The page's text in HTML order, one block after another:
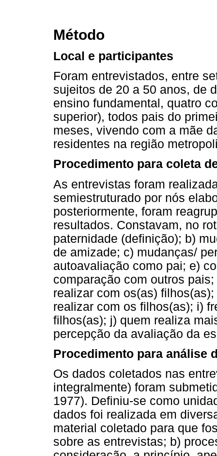
Método
Local e participantes
Foram entrevistados, entre
sujeitos de 20 a 50 anos, de
ensino fundamental, quatro
superior), todos pais do
meses, vivendo com a mãe
residentes na região
Procedimento para coleta
As entrevistas foram
semiestruturado por nós
posteriormente, foram
resultados. Constavam, no
paternidade (definição); b)
de amizade; c) mudanças/
autoavaliação como pai; e)
comparação com outros
realizar com os(as)
realizar com os filhos(as); i)
filhos(as); j) quem realiza
percepção da avaliação da
Procedimento para análise
Os dados coletados nas
integralmente) foram
1977). Definiu-se como
dados foi realizada em
material coletado para que
sobre as entrevistas; b)